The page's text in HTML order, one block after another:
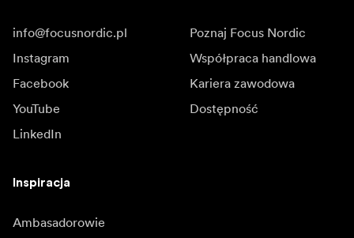
info@focusnordic.pl
Instagram
Facebook
YouTube
LinkedIn
Poznaj Focus Nordic
Współpraca handlowa
Kariera zawodowa
Dostępność
Inspiracja
Ambasadorowie